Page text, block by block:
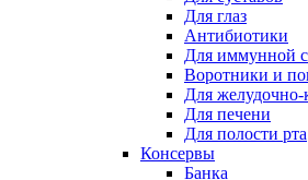
Для глаз
Антибиотики
Для иммунной
Воротники и
Для желудочно-
Для печени
Для полости рта
Консервы
Банка